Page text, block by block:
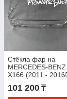
Стёкла фар на
MERCEDES-
X166 (2011 -
101 200 ₸